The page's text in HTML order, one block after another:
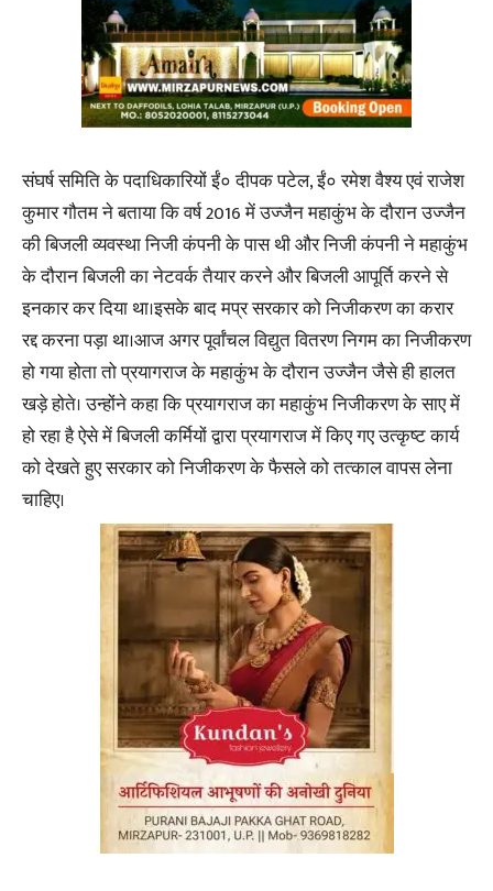
संघर्ष समिति के पदाधिकारियों ईं० दीपक पटेल, ईं० रमेश वैश्य एवं राजेश
कुमार गौतम ने बताया कि वर्ष 2016 में उज्जैन महाकुंभ के दौरान उज्जैन
की बिजली व्यवस्था निजी कंपनी के पास थी और निजी कंपनी ने महाकुंभ
के दौरान बिजली का नेटवर्क तैयार करने और बिजली आपूर्ति करने से
इनकार कर दिया था।इसके बाद मप्र सरकार को निजीकरण का करार
रद्द करना पड़ा था।आज अगर पूर्वांचल विद्युत वितरण निगम का निजीकरण
हो गया होता तो प्रयागराज के महाकुंभ के दौरान उज्जैन जैसे ही हालत
खड़े होते। उन्होंने कहा कि प्रयागराज का महाकुंभ निजीकरण के साए में
हो रहा है ऐसे में बिजली कर्मियों द्वारा प्रयागराज में किए गए उत्कृष्ट कार्य
को देखते हुए सरकार को निजीकरण के फैसले को तत्काल वापस लेना
चाहिए।